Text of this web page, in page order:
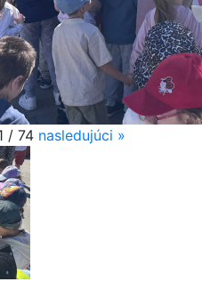
/ 74 nasledujúci »